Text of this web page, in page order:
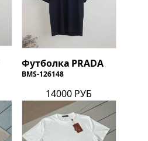
Футболка PRADA
BMS-126148
14000 РУБ